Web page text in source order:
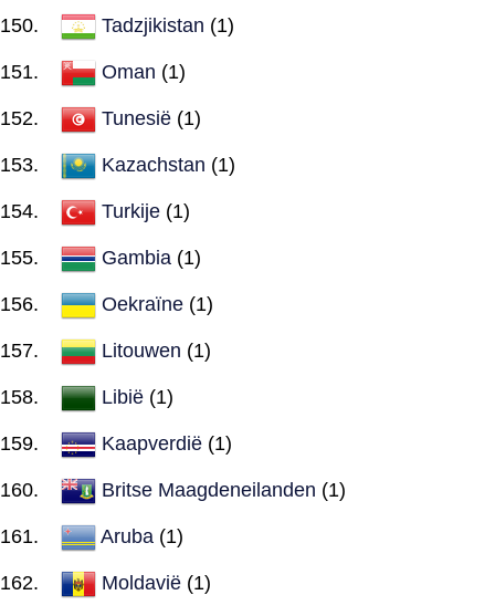
Tadzjikistan (1)
Oman (1)
Tunesië (1)
Kazachstan (1)
Turkije (1)
Gambia (1)
Oekraïne (1)
Litouwen (1)
Libië (1)
Kaapverdië (1)
Britse Maagdeneilanden (1)
Aruba (1)
Moldavië (1)